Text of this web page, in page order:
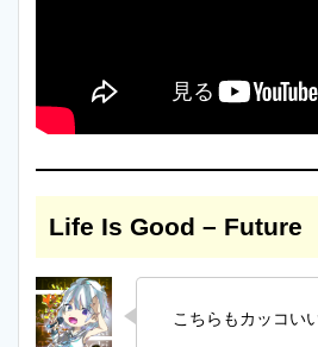
Life Is Good – Future
こちらもカッコい